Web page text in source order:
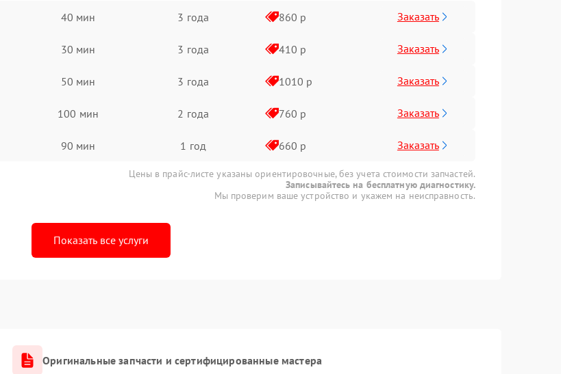
40 мин 3 года 860 р Заказать
30 мин 3 года 410 р Заказать
50 мин 3 года 1010 р Заказать
100 мин 2 года 760 р Заказать
90 мин 1 год 660 р Заказать
Цены в прайс-листе указаны ориентировочные, без учета стоимости запчастей.
Записывайтесь на бесплатную диагностику.
Мы проверим ваше устройство и укажем на неисправность.
Показать все услуги
Оригинальные запчасти и сертифицированные мастера